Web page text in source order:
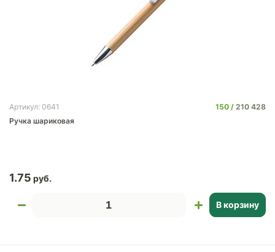
Артикул: 0641 150
210 428
Ручка шариковая
1.75
В корзину